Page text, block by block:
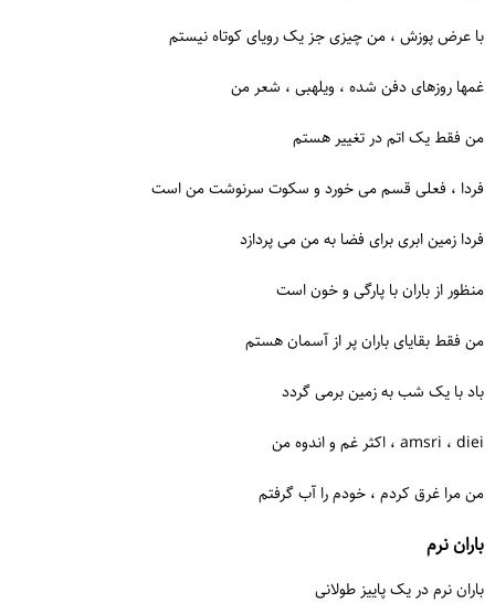
با عرض پوزش ، من چیزی جز یک رویای کوتاه نیستم
غمها روزهای دفن شده ، ویلهبی ، شعر من
من فقط یک اتم در تغییر هستم
فردا ، فعلی قسم می خورد و سکوت سرنوشت من است
فردا زمین ابری برای فضا به من می پردازد
منظور از باران با پارگی و خون است
من فقط بقایای باران پر از آسمان هستم
باد با یک شب به زمین برمی گردد
amsri ، diei ، اکثر غم و اندوه من
من مرا غرق کردم ، خودم را آب گرفتم
باران نرم
باران نرم در یک پاییز طولانی